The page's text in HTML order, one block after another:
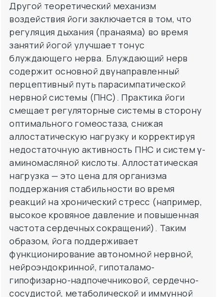
Другой теоретический механизм
воздействия йоги заключается в том, что
регуляция дыхания (пранаяма) во время
занятий йогой улучшает тонус
блуждающего нерва. Блуждающий нерв
содержит основной двунаправленный
перцептивный путь парасимпатической
нервной системы (ПНС). Практика йоги
смещает регуляторные системы в сторону
оптимального гомеостаза, снижая
аллостатическую нагрузку и корректируя
недостаточную активность ПНС и систем γ-
аминомасляной кислоты. Аллостатическая
нагрузка — это цена для организма
поддержания стабильности во время
реакций на хронический стресс (например,
высокое кровяное давление и повышенная
частота сердечных сокращений). Таким
образом, йога поддерживает
функционирование автономной нервной,
нейроэндокринной, гипоталамо-
гипофизарно-надпочечниковой, сердечно-
сосудистой, метаболической и иммунной